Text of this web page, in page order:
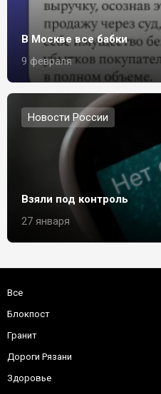
В Москве все бабки
9 февраля
Новости России
Взяли под контроль
27 января
Все
Блокпост
Гранит
Дороги Рязани
Здоровье